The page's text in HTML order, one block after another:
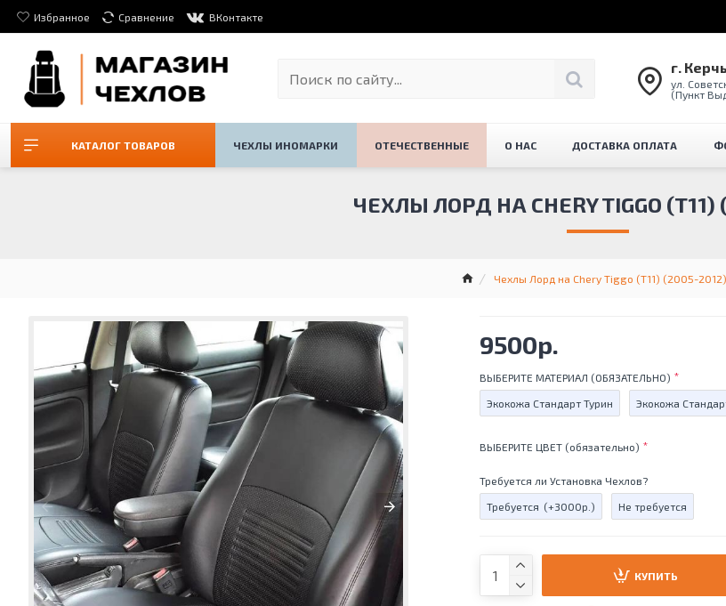
Избранное Сравнение ВКонтакте
г. Керчь
ул.
(Пункт
КАТАЛОГ ТОВАРОВ ЧЕХЛЫ ИНОМАРКИ ОТЕЧЕСТВЕННЫЕ О НАС ДОСТАВКА ОПЛАТА
Чехлы Лорд на Chery Tiggo (Т11) (2005-2012)
ЧЕХЛЫ ЛОРД НА CHERY TIGGO (Т11)
9500р.
ВЫБЕРИТЕ МАТЕРИАЛ (ОБЯЗАТЕЛЬНО)
Экокожа Стандарт Турин Экокожа
ВЫБЕРИТЕ ЦВЕТ (обязательно)
Требуется ли Установка Чехлов?
Требуется (+3000р.) Не требуется
КУПИТЬ